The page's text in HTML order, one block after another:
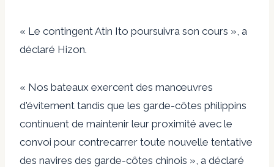
« Le contingent Atin Ito poursuivra son cours », a
déclaré Hizon.
« Nos bateaux exercent des manœuvres
d'évitement tandis que les garde-côtes philippins
continuent de maintenir leur proximité avec le
convoi pour contrecarrer toute nouvelle tentative
des navires des garde-côtes chinois », a déclaré